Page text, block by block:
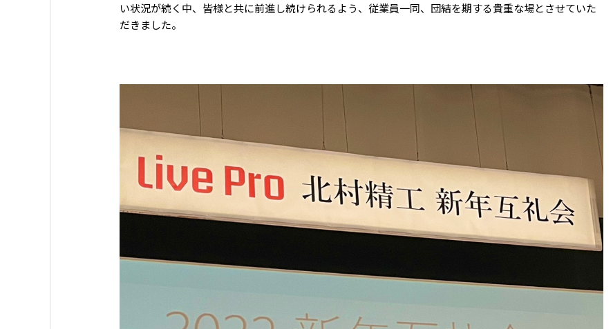
い状況が続く中、皆様と共に前進し続けられるよう、従業員一同、団結を期する貴重な場とさせていた
だきました。